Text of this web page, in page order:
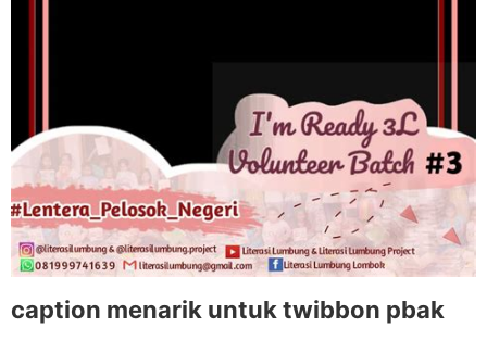
caption menarik untuk twibbon pbak